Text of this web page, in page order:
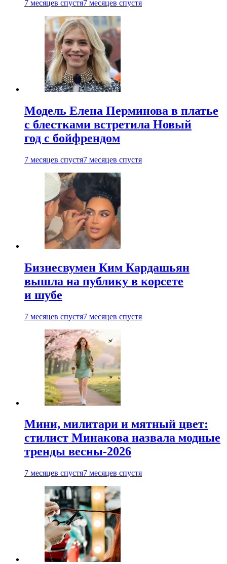
7 месяцев спустя7 месяцев спустя
Модель Елена Перминова в платье
с блестками встретила Новый
год с бойфрендом
7 месяцев спустя7 месяцев спустя
Бизнесвумен Ким Кардашьян
вышла на публику в корсете
и шубе
7 месяцев спустя7 месяцев спустя
Мини, милитари и мятный цвет:
стилист Минакова назвала модные
тренды весны-2026
7 месяцев спустя7 месяцев спустя